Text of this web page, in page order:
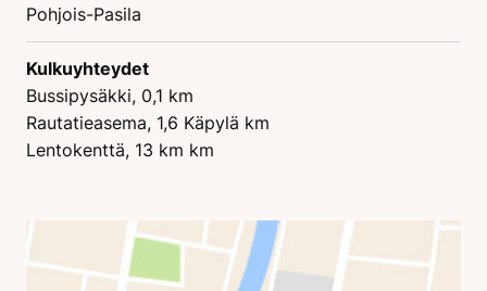
Pohjois-Pasila
Kulkuyhteydet
Bussipysäkki, 0,1 km
Rautatieasema, 1,6 Käpylä km
Lentokenttä, 13 km km